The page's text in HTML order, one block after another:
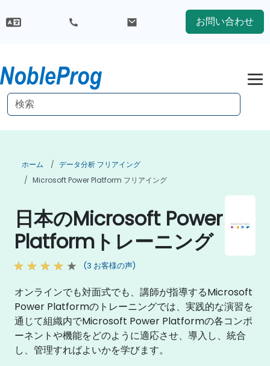
お問い合わせ
ホーム
データ分析 フリアイング
Microsoft Power Platform フリアイング
日本のMicrosoft Power
Platformトレーニング
(3 お客様の声)
オンラインでも対面式でも、講師が指導するMicrosoft
Power Platformのトレーニングでは、実践的な演習を
通じて組織内でMicrosoft Power Platformの各コンポ
ーネントや機能をどのように適応させ、導入し、統合
し、管理すればよいかを学びます。